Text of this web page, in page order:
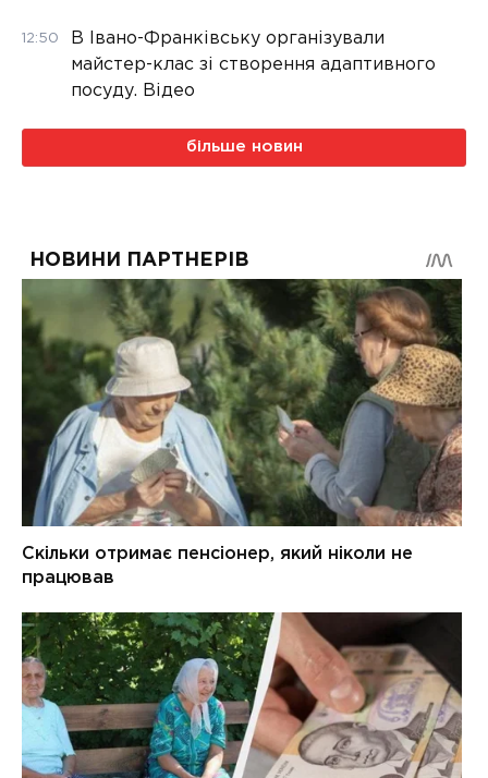
12:50
В Івано-Франківську організували
майстер-клас зі створення адаптивного
посуду. Відео
більше новин